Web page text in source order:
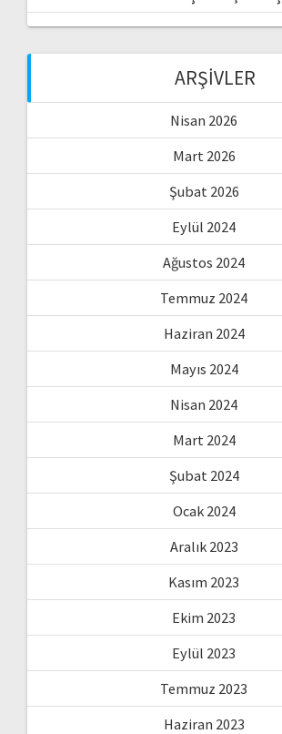
ARŞIVLER
Nisan 2026
Mart 2026
Şubat 2026
Eylül 2024
Ağustos 2024
Temmuz 2024
Haziran 2024
Mayıs 2024
Nisan 2024
Mart 2024
Şubat 2024
Ocak 2024
Aralık 2023
Kasım 2023
Ekim 2023
Eylül 2023
Temmuz 2023
Haziran 2023